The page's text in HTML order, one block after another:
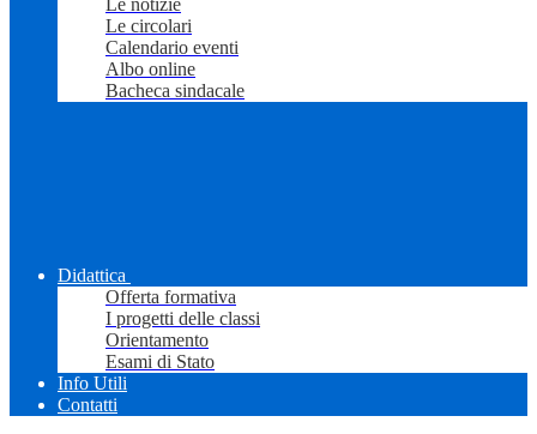
Le notizie
Le circolari
Calendario eventi
Albo online
Bacheca sindacale
Didattica
Offerta formativa
I progetti delle classi
Orientamento
Esami di Stato
Info Utili
Contatti